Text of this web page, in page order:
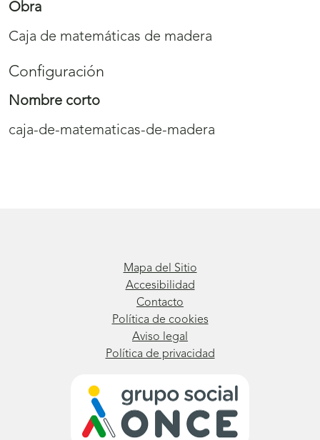
Obra
Caja de matemáticas de madera
Configuración
Nombre corto
caja-de-matematicas-de-madera
Mapa del Sitio
Accesibilidad
Contacto
Política de cookies
Aviso legal
Política de privacidad